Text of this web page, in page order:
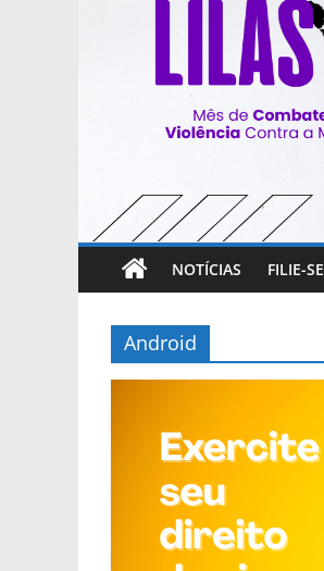
NOTÍCIAS FILIE-SE
Android